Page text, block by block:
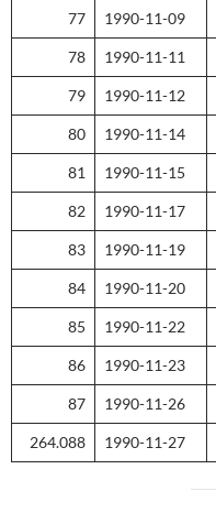
77 1990-11-09
78 1990-11-11
79 1990-11-12
80 1990-11-14
81 1990-11-15
82 1990-11-17
83 1990-11-19
84 1990-11-20
85 1990-11-22
86 1990-11-23
87 1990-11-26
264.088 1990-11-27